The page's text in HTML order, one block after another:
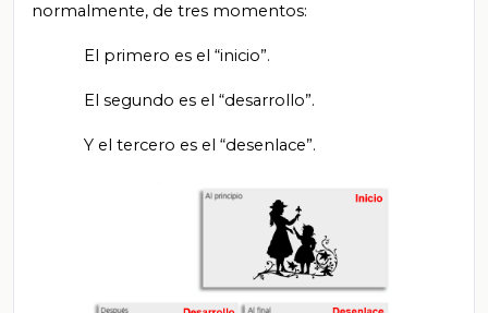
normalmente, de tres momentos:
El primero es el “inicio”.
El segundo es el “desarrollo”.
Y el tercero es el “desenlace”.